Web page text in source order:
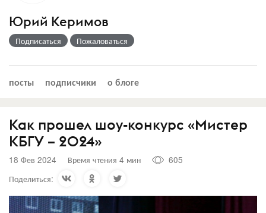
Юрий Керимов
Подписаться Пожаловаться
посты подписчики о блоге
Как прошел шоу-конкурс «Мистер
КБГУ – 2024»
18 Фев 2024 Время чтения 4 мин
605
Поделиться: